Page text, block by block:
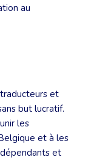
au
et
but lucratif.
les
et à les
et